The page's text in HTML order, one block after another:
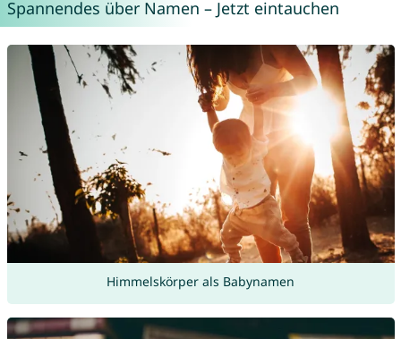
Spannendes über Namen – Jetzt eintauchen
Himmelskörper als Babynamen